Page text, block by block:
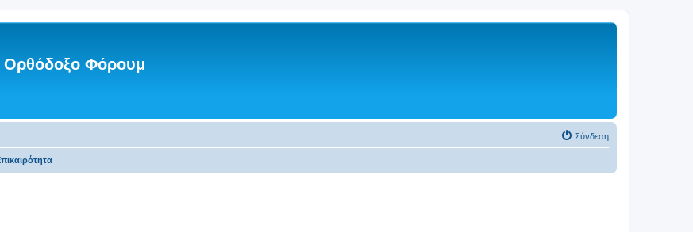
Ορθόδοξο Φόρουμ
Σύνδεση